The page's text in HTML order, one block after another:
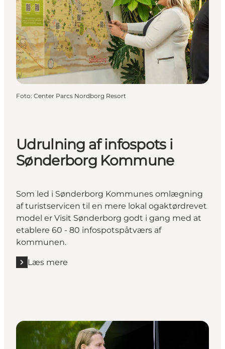
Foto: Center Parcs Nordborg Resort
Udrulning af infospots i
Sønderborg Kommune
Som led i Sønderborg Kommunes omlægning
af turistservicen til en mere lokal ogaktørdrevet
model er Visit Sønderborg godt i gang med at
etablere 60 - 80 infospotspåtværs af
kommunen.
Læs mere